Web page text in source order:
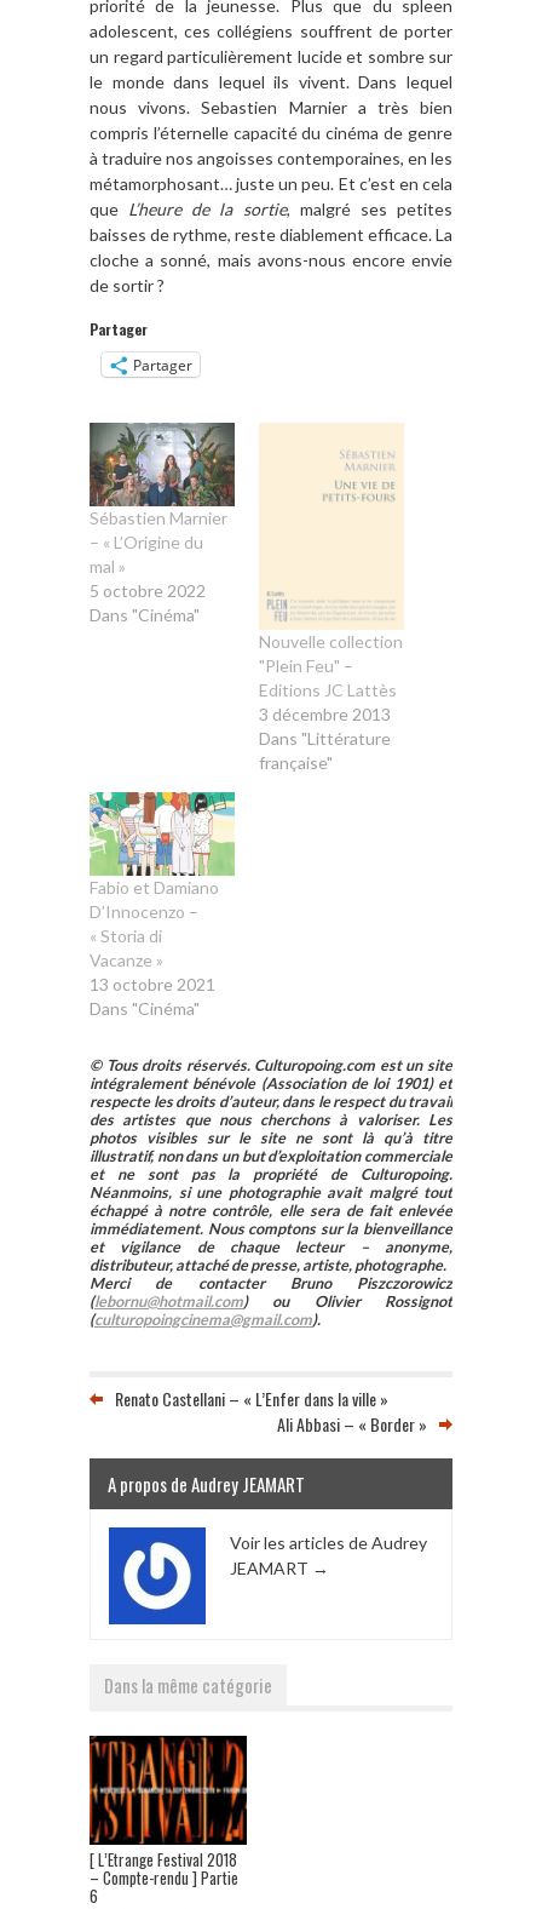
priorité de la jeunesse. Plus que du spleen
adolescent, ces collégiens souffrent de porter
un regard particulièrement lucide et sombre sur
le monde dans lequel ils vivent. Dans lequel
nous vivons. Sebastien Marnier a très bien
compris l’éternelle capacité du cinéma de genre
à traduire nos angoisses contemporaines, en les
métamorphosant… juste un peu. Et c’est en cela
que L’heure de la sortie, malgré ses petites
baisses de rythme, reste diablement efficace. La
cloche a sonné, mais avons-nous encore envie
de sortir ?
Partager
Partager
Sébastien Marnier
– « L’Origine du
mal »
5 octobre 2022
Dans "Cinéma"
Nouvelle collection
"Plein Feu" –
Editions JC Lattès
3 décembre 2013
Dans "Littérature
française"
Fabio et Damiano
D’Innocenzo –
« Storia di
Vacanze »
13 octobre 2021
Dans "Cinéma"
© Tous droits réservés. Culturopoing.com est un site
intégralement bénévole (Association de loi 1901) et
respecte les droits d’auteur, dans le respect du travail
des artistes que nous cherchons à valoriser. Les
photos visibles sur le site ne sont là qu’à titre
illustratif, non dans un but d’exploitation commerciale
et ne sont pas la propriété de Culturopoing.
Néanmoins, si une photographie avait malgré tout
échappé à notre contrôle, elle sera de fait enlevée
immédiatement. Nous comptons sur la bienveillance
et vigilance de chaque lecteur – anonyme,
distributeur, attaché de presse, artiste, photographe.
Merci de contacter Bruno Piszczorowicz
(lebornu@hotmail.com) ou Olivier Rossignot
(culturopoingcinema@gmail.com).
Renato Castellani – « L’Enfer dans la ville »
Ali Abbasi – « Border »
A propos de Audrey JEAMART
Voir les articles de Audrey
JEAMART →
Dans la même catégorie
[ L’Etrange Festival 2018
– Compte-rendu ] Partie
6